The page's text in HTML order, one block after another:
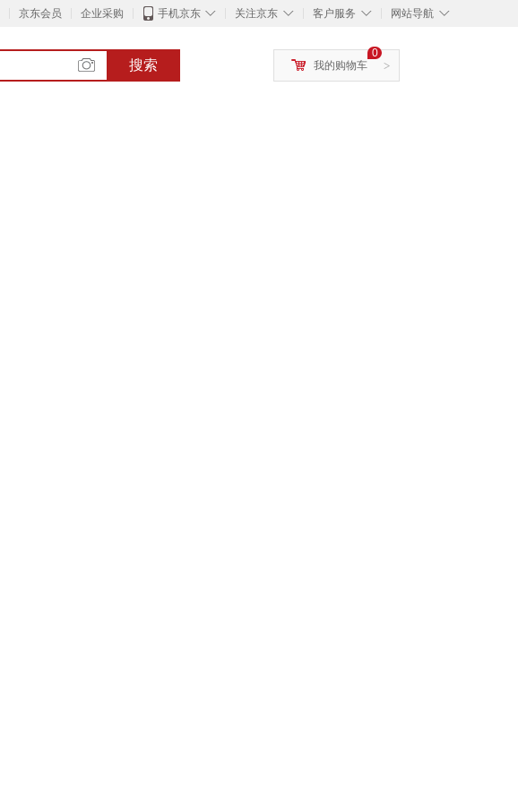
京东会员 企业采购 ◇
手机京东 ◇
关注京东 ◇
客户服务 ◇
网站导航
搜索 >
0
我的购物车